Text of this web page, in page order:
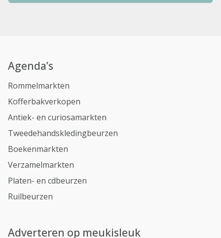
Agenda’s
Rommelmarkten
Kofferbakverkopen
Antiek- en curiosamarkten
Tweedehandskledingbeurzen
Boekenmarkten
Verzamelmarkten
Platen- en cdbeurzen
Ruilbeurzen
Adverteren op meukisleuk